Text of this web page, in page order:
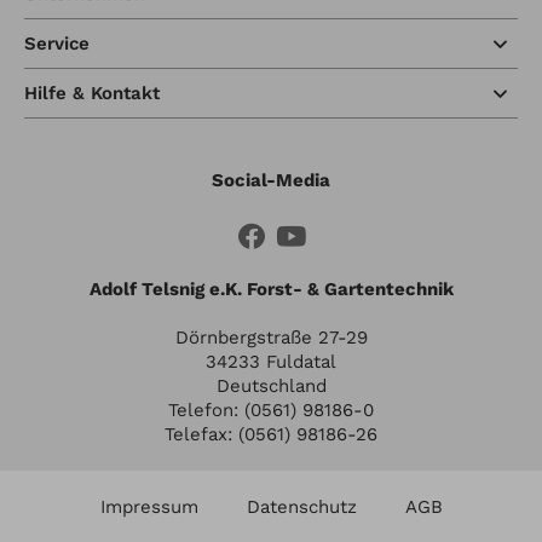
Service
Hilfe & Kontakt
Social-Media
Adolf Telsnig e.K. Forst- & Gartentechnik
Dörnbergstraße 27-29
34233 Fuldatal
Deutschland
Telefon: (0561) 98186-0
Telefax: (0561) 98186-26
Impressum Datenschutz AGB